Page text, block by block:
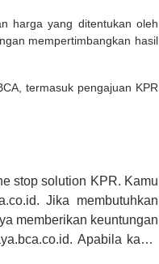
harga yang ditentukan oleh
mempertimbangkan hasil
termasuk pengajuan KPR
stop solution KPR. Kamu
Jika membutuhkan
memberikan keuntungan
Apabila kamu